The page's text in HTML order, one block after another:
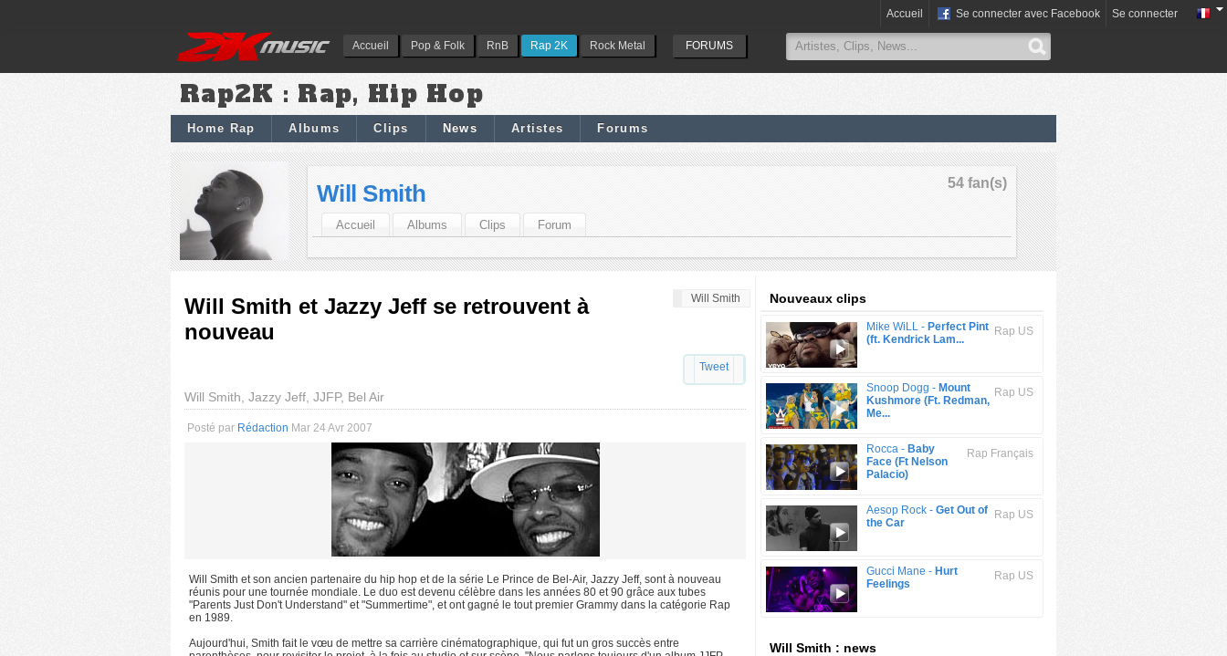
Accueil Pop & Folk RnB Rap 2K Rock Metal FORUMS
Accueil Se connecter avec Facebook Se connecter
Rap2K : Rap, Hip Hop
Home Rap Albums Clips News Artistes Forums
54 fan(s)
Will Smith
Accueil Albums Clips Forum
Will Smith
Will Smith et Jazzy Jeff se retrouvent à
nouveau
Tweet
Will Smith, Jazzy Jeff, JJFP, Bel Air
Posté par Rédaction Mar 24 Avr 2007
Will Smith et son ancien partenaire du hip hop et de la série Le Prince de Bel-Air, Jazzy Jeff, sont à nouveau
réunis pour une tournée mondiale. Le duo est devenu célèbre dans les années 80 et 90 grâce aux tubes
"Parents Just Don't Understand" et "Summertime", et ont gagné le tout premier Grammy dans la catégorie Rap
en 1989.
Aujourd'hui, Smith fait le vœu de mettre sa carrière cinématographique, qui fut un gros succès entre
Nouveaux clips
Rap US
Mike WiLL - Perfect Pint
(ft. Kendrick Lam...
Rap US
Snoop Dogg - Mount
Kushmore (Ft. Redman,
Me...
Rap Français
Rocca - Baby
Face (Ft Nelson
Palacio)
Rap US
Aesop Rock - Get Out of
the Car
Rap US
Gucci Mane - Hurt
Feelings
Will Smith : news